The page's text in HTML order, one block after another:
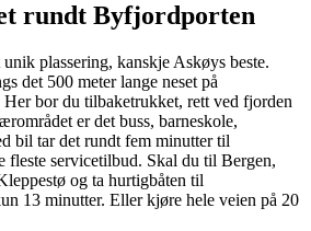
rundt Byfjordporten
plassering, kanskje Askøys beste.
det 500 meter lange neset på
Her bor du tilbaketrukket, rett ved fjorden
er det buss, barneskole,
bil tar det rundt fem minutter til
fleste servicetilbud. Skal du til Bergen,
og ta hurtigbåten til
13 minutter. Eller kjøre hele veien på 20